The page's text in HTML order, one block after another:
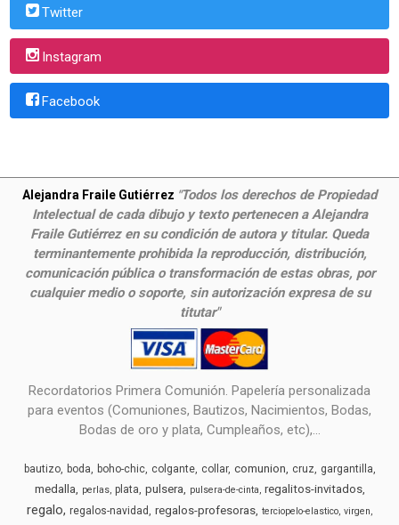
Twitter
Instagram
Facebook
Alejandra Fraile Gutiérrez "Todos los derechos de Propiedad
Intelectual de cada dibujo y texto pertenecen a Alejandra
Fraile Gutiérrez en su condición de autora y titular. Queda
terminantemente prohibida la reproducción, distribución,
comunicación pública o transformación de estas obras, por
cualquier medio o soporte, sin autorización expresa de su
titutar"
Recordatorios Primera Comunión. Papelería personalizada
para eventos (Comuniones, Bautizos, Nacimientos, Bodas,
Bodas de oro y plata, Cumpleaños, etc),...
bautizo boda boho-chic colgante collar comunion cruz gargantilla
medalla perlas plata pulsera pulsera-de-cinta regalitos-invitados
regalo regalos-navidad regalos-profesoras terciopelo-elastico virgen